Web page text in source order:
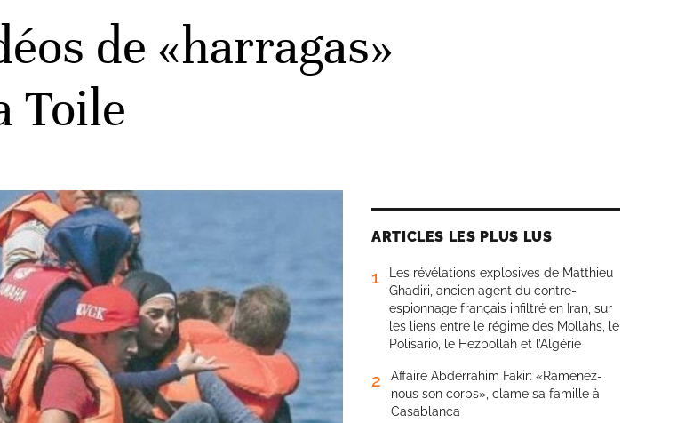
de «harragas»
Toile
ARTICLES LES PLUS LUS
1
Les révélations explosives de Matthieu
Ghadiri, ancien agent du contre-
espionnage français infiltré en Iran, sur
les liens entre le régime des Mollahs, le
Polisario, le Hezbollah et l’Algérie
2
Affaire Abderrahim Fakir: «Ramenez-
nous son corps», clame sa famille à
Casablanca